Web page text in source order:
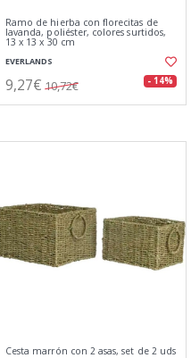
Ramo de hierba con florecitas de
lavanda, poliéster, colores surtidos,
13 x 13 x 30 cm
EVERLANDS
9,27€ 10,72€ - 14%
Cesta marrón con 2 asas, set de 2 uds